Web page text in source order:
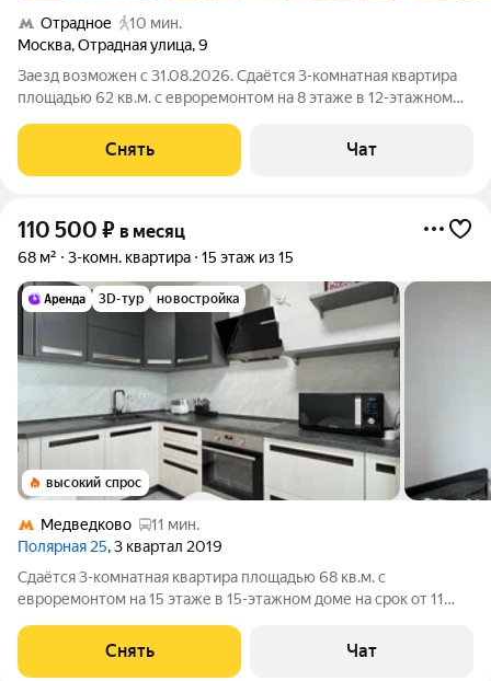
Отрадное
10 мин.
Москва,Отрадная улица,9
Заезд возможен с 31.08.2026. Сдаётся 3-комнатная квартира
площадью 62 кв.м. с евроремонтом на 8 этаже в 12-этажном
Духовой шкаф Стиральная машина Холодильник
Посудомоечная машина Бойлер
Снять Чат
110 500 ₽ в месяц
68 м² 3-комн. квартира 15 этаж из 15
3D-тур новостройка
высокий спрос
Медведково
11 мин.
Полярная 25, 3 квартал 2019
Сдаётся 3-комнатная квартира площадью 68 кв.м. с
евроремонтом на 15 этаже в 15-этажном доме на срок от 11
Стиральная машина Холодильник Посудомоечная машина
Кондиционер Микроволновка Пылесос
Снять Чат